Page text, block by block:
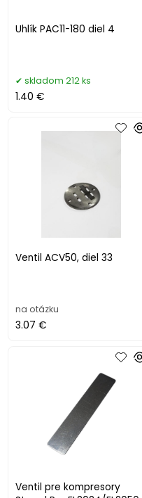
Uhlík PAC11-180 diel 4
skladom 212 ks
1.40 €
Ventil ACV50, diel 33
na otázku
3.07 €
Ventil pre kompresory